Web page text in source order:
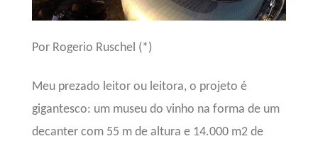
Por Rogerio Ruschel (*)
Meu prezado leitor ou leitora, o projeto é
gigantesco: um museu do vinho na forma de um
decanter com 55 m de altura e 14.000 m2 de